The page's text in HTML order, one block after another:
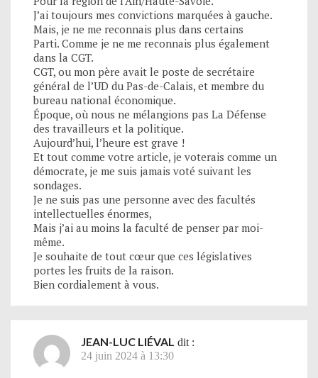
J’ai toujours mes convictions marquées à gauche.
Mais, je ne me reconnais plus dans certains
Parti. Comme je ne me reconnais plus également
dans la CGT.
CGT, ou mon père avait le poste de secrétaire
général de l’UD du Pas-de-Calais, et membre du
bureau national économique.
Époque, où nous ne mélangions pas La Défense
des travailleurs et la politique.
Aujourd’hui, l’heure est grave !
Et tout comme votre article, je voterais comme un
démocrate, je me suis jamais voté suivant les
sondages.
Je ne suis pas une personne avec des facultés
intellectuelles énormes,
Mais j’ai au moins la faculté de penser par moi-
même.
Je souhaite de tout cœur que ces législatives
portes les fruits de la raison.
Bien cordialement à vous.
JEAN-LUC LIÉVAL dit :
24 juin 2024 à 13:30